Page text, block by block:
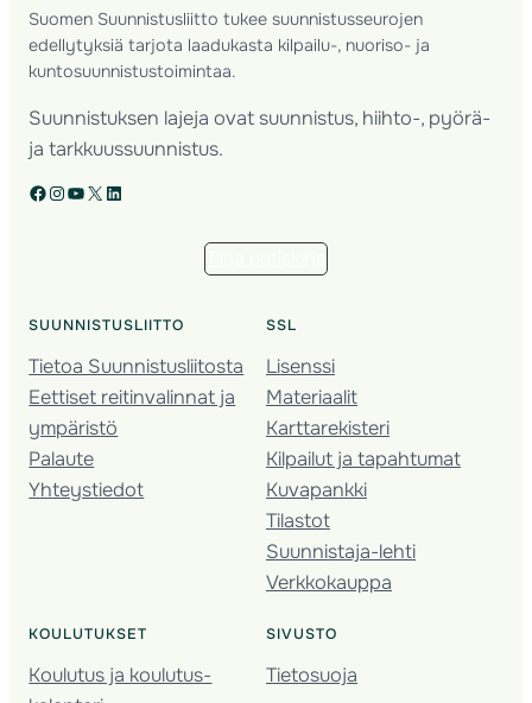
Suomen Suunnistusliitto tukee suunnistusseurojen
edellytyksiä tarjota laadukasta kilpailu-, nuoriso- ja
kuntosuunnistustoimintaa.
Suunnistuksen lajeja ovat suunnistus, hiihto-, pyörä-
ja tarkkuussuunnistus.
Facebook Instagram YouTube X LinkedIn
SUUNNISTUSLIITTO
Tietoa Suunnistusliitosta
Eettiset reitinvalinnat ja
ympäristö
Palaute
Yhteystiedot
SSL
Lisenssi
Materiaalit
Karttarekisteri
Kilpailut ja tapahtumat
Kuvapankki
Tilastot
Suunnistaja-lehti
Verkkokauppa
KOULUTUKSET
Koulutus ja koulutus­
SIVUSTO
Tietosuoja